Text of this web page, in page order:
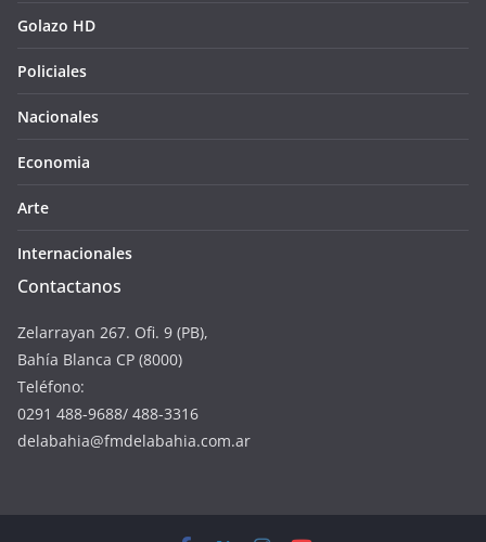
Golazo HD
Policiales
Nacionales
Economia
Arte
Internacionales
Contactanos
Zelarrayan 267. Ofi. 9 (PB),
Bahía Blanca CP (8000)
Teléfono:
0291 488-9688/ 488-3316
delabahia@fmdelabahia.com.ar